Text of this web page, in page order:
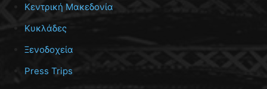
Κεντρική Μακεδονία
Κυκλάδες
Ξενοδοχεία
Press Trips